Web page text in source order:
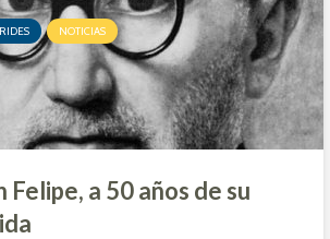
NOTICIAS
Felipe, a 50 años de su